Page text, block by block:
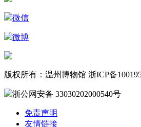
微信
微博
版权所有：温州博物馆 浙ICP备
浙公网安备 33030202000540号
免责声明
友情链接